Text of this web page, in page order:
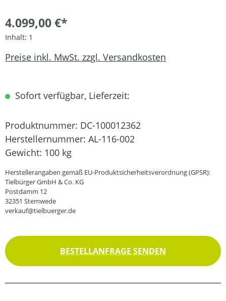
4.099,00 €*
Inhalt: 1
Preise inkl. MwSt. zzgl. Versandkosten
Sofort verfügbar, Lieferzeit:
Produktnummer: DC-100012362
Herstellernummer: AL-116-002
Gewicht: 100 kg
Herstellerangaben gemäß EU-Produktsicherheitsverordnung (GPSR):
Tielbürger GmbH & Co. KG
Postdamm 12
32351 Stemwede
verkauf@tielbuerger.de
BESTELLANFRAGE SENDEN